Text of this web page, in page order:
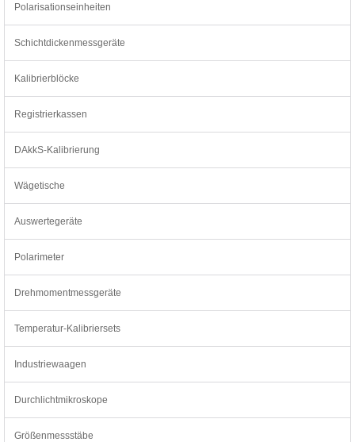
Polarisationseinheiten
Schichtdickenmessgeräte
Kalibrierblöcke
Registrierkassen
DAkkS-Kalibrierung
Wägetische
Auswertegeräte
Polarimeter
Drehmomentmessgeräte
Temperatur-Kalibriersets
Industriewaagen
Durchlichtmikroskope
Größenmessstäbe